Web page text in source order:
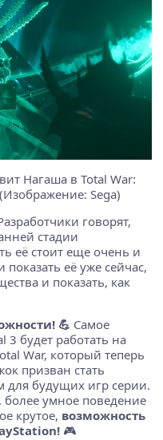
Нагаша в Total War:
Sega)
говорят,
стадии
её стоит еще очень и
её уже сейчас,
и показать, как
💪 Самое
3 будет работать на
War, который теперь
призван стать
для будущих игр серии.
умное поведение
крутое, возможность
🎮